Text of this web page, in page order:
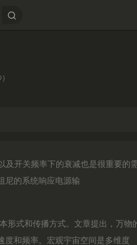
及开关频率下的衰减也是很重要的
尼的系统响应电源输
形式和传播方式。文章提出，万物
度和频率。宏观宇宙空间是多维度